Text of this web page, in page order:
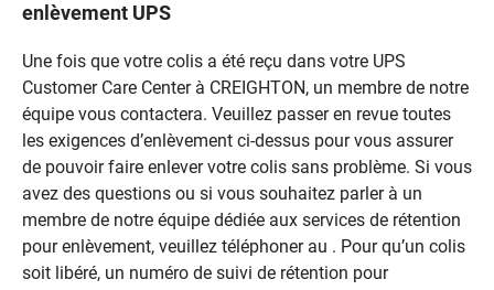
enlèvement UPS
Une fois que votre colis a été reçu dans votre UPS
Customer Care Center à CREIGHTON, un membre de notre
équipe vous contactera. Veuillez passer en revue toutes
les exigences d’enlèvement ci-dessus pour vous assurer
de pouvoir faire enlever votre colis sans problème. Si vous
avez des questions ou si vous souhaitez parler à un
membre de notre équipe dédiée aux services de rétention
pour enlèvement, veuillez téléphoner au . Pour qu’un colis
soit libéré, un numéro de suivi de rétention pour